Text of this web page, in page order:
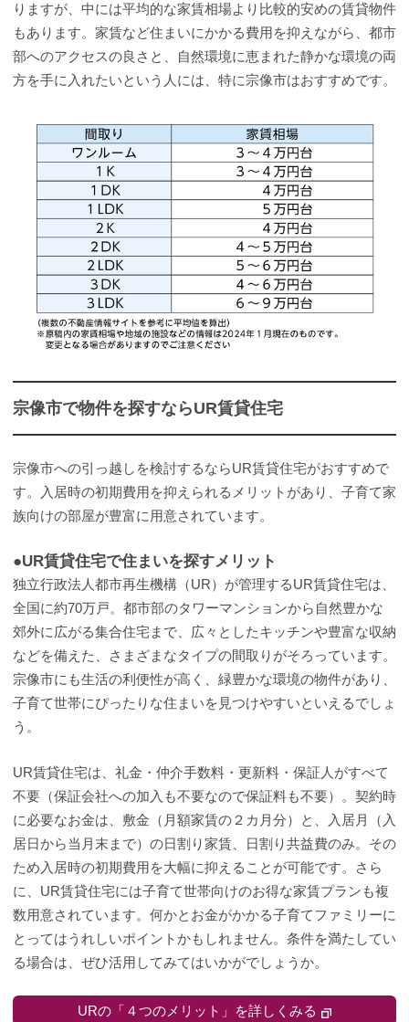
りますが、中には平均的な家賃相場より比較的安めの賃貸物件
もあります。家賃など住まいにかかる費用を抑えながら、都市
部へのアクセスの良さと、自然環境に恵まれた静かな環境の両
方を手に入れたいという人には、特に宗像市はおすすめです。
宗像市で物件を探すならUR賃貸住宅
宗像市への引っ越しを検討するならUR賃貸住宅がおすすめで
す。入居時の初期費用を抑えられるメリットがあり、子育て家
族向けの部屋が豊富に用意されています。
●UR賃貸住宅で住まいを探すメリット
独立行政法人都市再生機構（UR）が管理するUR賃貸住宅は、
全国に約70万戸。都市部のタワーマンションから自然豊かな
郊外に広がる集合住宅まで、広々としたキッチンや豊富な収納
などを備えた、さまざまなタイプの間取りがそろっています。
宗像市にも生活の利便性が高く、緑豊かな環境の物件があり、
子育て世帯にぴったりな住まいを見つけやすいといえるでしょ
う。
UR賃貸住宅は、礼金・仲介手数料・更新料・保証人がすべて
不要（保証会社への加入も不要なので保証料も不要）。契約時
に必要なお金は、敷金（月額家賃の２カ月分）と、入居月（入
居日から当月末まで）の日割り家賃、日割り共益費のみ。その
ため入居時の初期費用を大幅に抑えることが可能です。さら
に、UR賃貸住宅には子育て世帯向けのお得な家賃プランも複
数用意されています。何かとお金がかかる子育てファミリーに
とってはうれしいポイントかもしれません。条件を満たしてい
る場合は、ぜひ活用してみてはいかがでしょうか。
URの「４つのメリット」を詳しくみる